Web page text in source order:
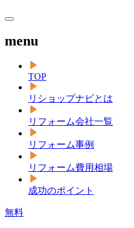
menu
TOP
リショップナビとは
リフォーム会社一覧
リフォーム事例
リフォーム費用相場
成功のポイント
無料